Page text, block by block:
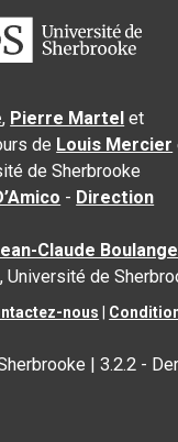
, Pierre Martel et
de Louis Mercier
de Sherbrooke
- Direction
Claude
, Université de
nous
|3.2.2 -